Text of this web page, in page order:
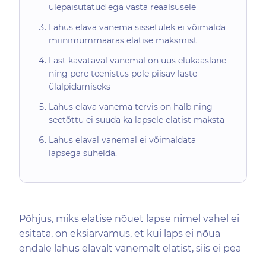
ülepaisutatud ega vasta reaalsusele
Lahus elava vanema sissetulek ei võimalda
miinimummääras elatise maksmist
Last kavataval vanemal on uus elukaaslane
ning pere teenistus pole piisav laste
ülalpidamiseks
Lahus elava vanema tervis on halb ning
seetõttu ei suuda ka lapsele elatist maksta
Lahus elaval vanemal ei võimaldata
lapsega suhelda.
Põhjus, miks elatise nõuet lapse nimel vahel ei
esitata, on eksiarvamus, et kui laps ei nõua
endale lahus elavalt vanemalt elatist, siis ei pea